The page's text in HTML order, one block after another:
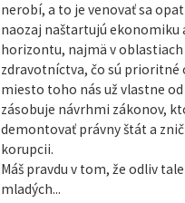
nerobí, a to je venovať sa
naozaj naštartujú ekonomiku
horizontu, najmä v oblastiach
zdravotníctva, čo sú prioritné
miesto toho nás už vlastne
zásobuje návrhmi zákonov,
demontovať právny štát a
korupcii.
Máš pravdu v tom, že odliv
mladých...